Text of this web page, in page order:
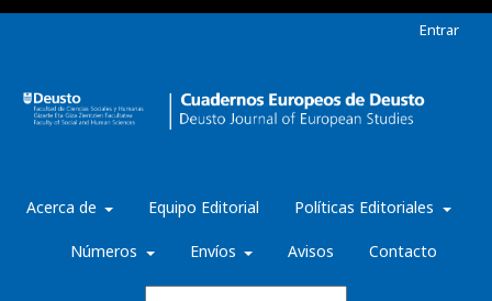
Acerca de Equipo Editorial Políticas Editoriales
Números Envíos Avisos Contacto
Entrar